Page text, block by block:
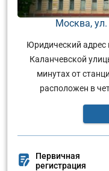
Москва,
Юридический адрес
Каланчевской
минутах от
расположен в
Первичная
регистрация